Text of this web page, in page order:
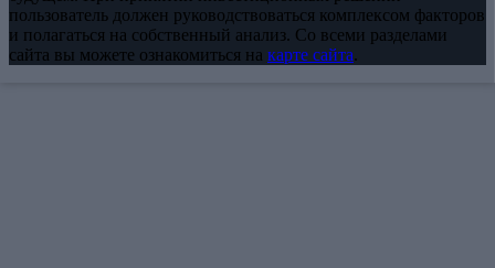
пользователь должен руководствоваться комплексом факторов
и полагаться на собственный анализ. Со всеми разделами
сайта вы можете ознакомиться на карте сайта.